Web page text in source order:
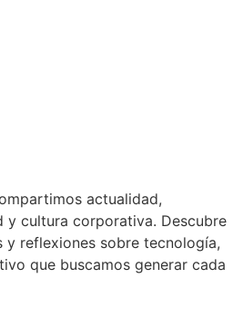
actualidad,
y cultura corporativa. Descubre
y reflexiones sobre tecnología,
que buscamos generar cada